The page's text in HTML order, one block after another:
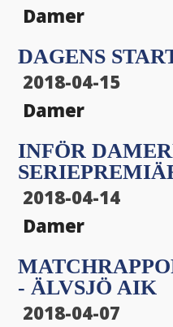
Damer
DAGENS
2018-04-15
Damer
INFÖR
2018-04-14
Damer
- ÄLVSJÖ AIK
2018-04-07